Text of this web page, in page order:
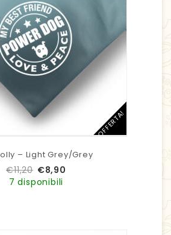
IN OFFERTA!
– Light Grey/Grey
€11,20 €8,90
7 disponibili